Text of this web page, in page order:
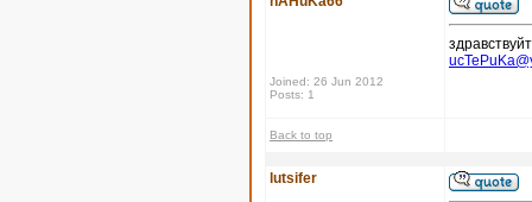
Joined: 26 Jun 2012
Posts: 1
Back to top
lutsifer